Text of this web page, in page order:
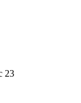
23